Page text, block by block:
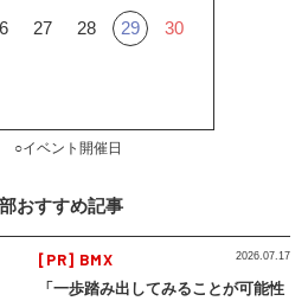
27 28 29 30
○イベント開催日
おすすめ記事
[PR] BMX
「一歩踏み出してみることが可能性
2026.07.17